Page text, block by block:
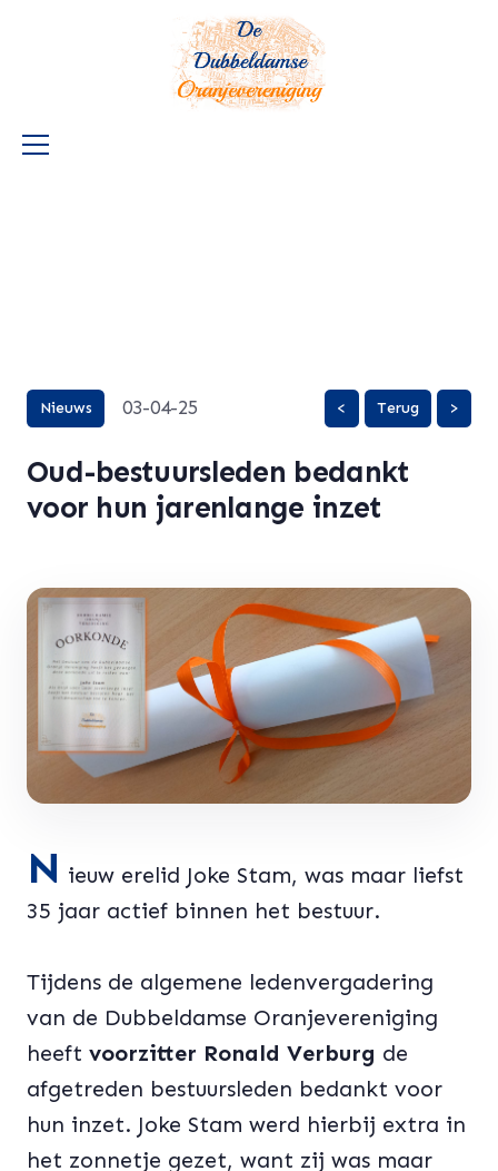
Nieuws 03-04-25 < Terug >
Oud-bestuursleden bedankt
voor hun jarenlange inzet
N ieuw erelid Joke Stam, was maar liefst
35 jaar actief binnen het bestuur.
Tijdens de algemene ledenvergadering
van de Dubbeldamse Oranjevereniging
heeft voorzitter Ronald Verburg de
afgetreden bestuursleden bedankt voor
hun inzet. Joke Stam werd hierbij extra in
het zonnetje gezet, want zij was maar